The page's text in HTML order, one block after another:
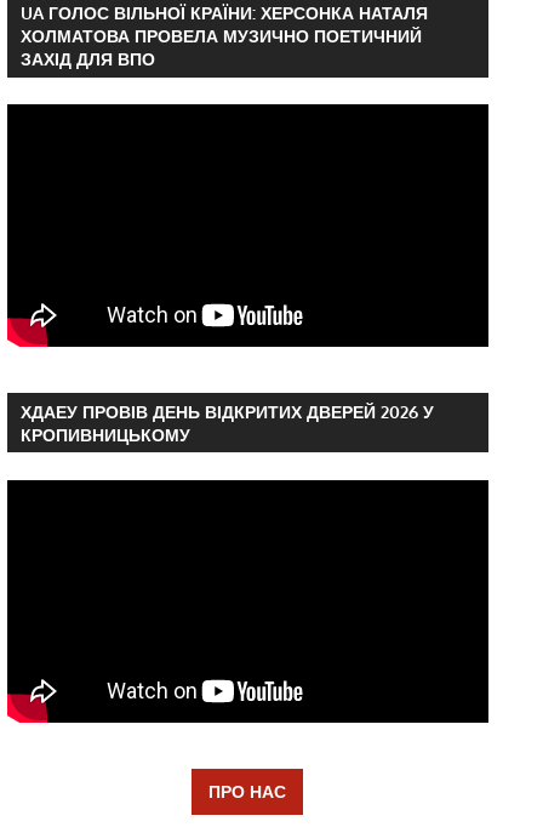
UA ГОЛОС ВІЛЬНОЇ КРАЇНИ: ХЕРСОНКА НАТАЛЯ
ХОЛМАТОВА ПРОВЕЛА МУЗИЧНО ПОЕТИЧНИЙ
ЗАХІД ДЛЯ ВПО
ХДАЕУ ПРОВІВ ДЕНЬ ВІДКРИТИХ ДВЕРЕЙ 2026 У
КРОПИВНИЦЬКОМУ
ПРО НАС